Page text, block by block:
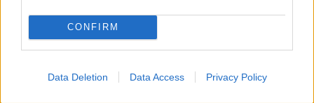
CONFIRM
Data Deletion Data Access Privacy Policy